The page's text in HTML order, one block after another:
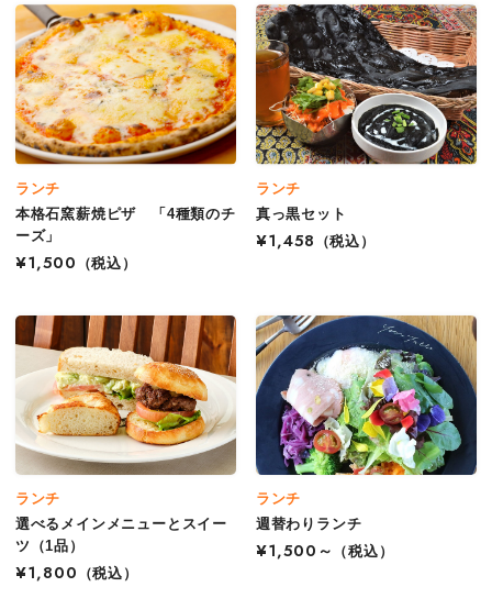
ランチ
本格石窯薪焼ピザ 「4種類のチ
ーズ」
¥1,500
（税込）
ランチ
真っ黒セット
¥1,458
（税込）
ランチ
選べるメインメニューとスイー
ツ（1品）
¥1,800
（税込）
ランチ
週替わりランチ
¥1,500～
（税込）